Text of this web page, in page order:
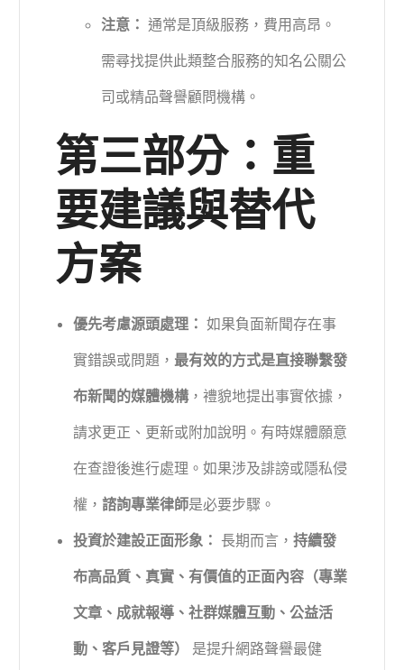
注意： 通常是頂級服務，費用高昂。
需尋找提供此類整合服務的知名公關公
司或精品聲譽顧問機構。
第三部分：重
要建議與替代
方案
優先考慮源頭處理： 如果負面新聞存在事
實錯誤或問題，最有效的方式是直接聯繫發
布新聞的媒體機構，禮貌地提出事實依據，
請求更正、更新或附加說明。有時媒體願意
在查證後進行處理。如果涉及誹謗或隱私侵
權，諮詢專業律師是必要步驟。
投資於建設正面形象： 長期而言，持續發
布高品質、真實、有價值的正面內容（專業
文章、成就報導、社群媒體互動、公益活
動、客戶見證等）
是提升網路聲譽最健